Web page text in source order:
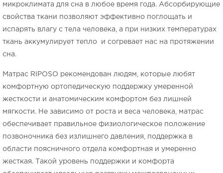
микроклимата для сна в любое время года. Абсорбирующие
свойства ткани позволяют эффективно поглощать и
испарять влагу с тела человека, а при низких температурах
ткань аккумулирует тепло и согревает нас на протяжении
сна.
Матрас RIPOSO рекомендован людям, которые любят
комфортную ортопедическую поддержку умеренной
жесткости и анатомическим комфортом без лишней
мягкости. Не зависимо от роста и веса человека, матрас
обеспечивает правильное физиологическое положение
позвоночника без излишнего давления, поддержка в
области поясничного отдела комфортная и умеренно
жесткая. Такой уровень поддержки и комфорта